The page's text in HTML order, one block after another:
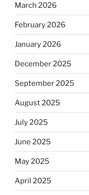
March 2026
February 2026
January 2026
December 2025
September 2025
August 2025
July 2025
June 2025
May 2025
April 2025